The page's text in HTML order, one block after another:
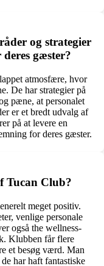
og strategier
gæster?
atmosfære, hvor
De har strategier på
pæne, at personalet
er et bredt udvalg af
på at levere en
for deres gæster.
Tucan Club?
meget positiv.
venlige personale
også the wellness-
Klubben får flere
et besøg værd. Man
har haft fantastiske